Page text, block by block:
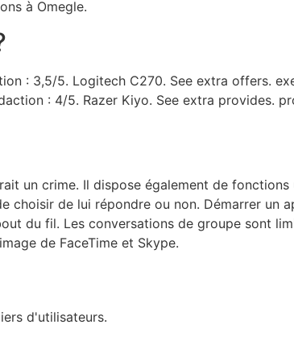
à Omegle.
: 3,5/5. Logitech C270. See extra offers.
: 4/5. Razer Kiyo. See extra provides.
un crime. Il dispose également de
choisir de lui répondre ou non. Démarrer un
du fil. Les conversations de groupe sont
de FaceTime et Skype.
d'utilisateurs.